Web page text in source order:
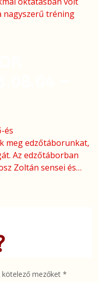
nagyszerű tréning
és
meg edzőtáborunkat,
Az edzőtáborban
Zoltán sensei és…
kötelező mezőket *